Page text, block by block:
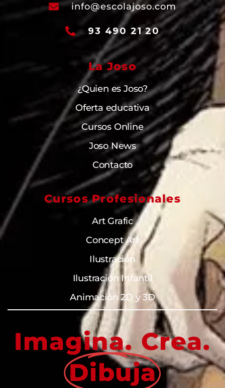
info@escolajoso.com
93 490 21 20
La Joso
¿Quien es Joso?
Oferta educativa
Cursos Online
Joso News
Contacto
Cursos Profesionales
Art Grafic
Concept Art
Ilustración
Ilustración Infantil
Animación 2D y 3D
Imagina. Crea.
Dibuja